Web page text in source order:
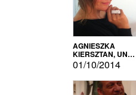
AGNIESZKA
KIERSZTAN, UN
MODELLO DI
AUTOPRODUZIONE
01/10/2014